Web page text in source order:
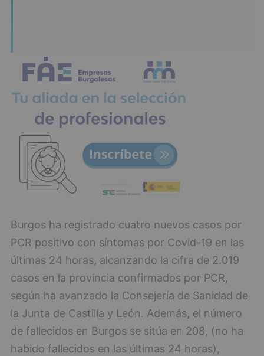
Burgos ha registrado cuatro nuevos casos por
PCR positivo con síntomas por Covid-19 en las
últimas 24 horas, alcanzando la cifra de 2.019
casos en la provincia confirmados por PCR,
según ha avanzado la Consejería de Sanidad de
la Junta de Castilla y León. Además, el número
de fallecidos en Burgos se sitúa en 208, (no ha
habido fallecidos en las últimas 24 horas),